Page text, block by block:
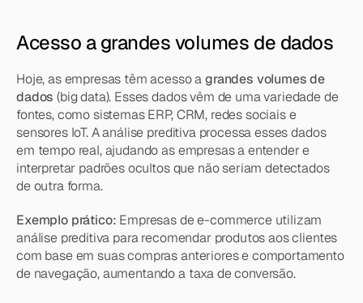
Acesso a grandes volumes de dados
Hoje, as empresas têm acesso a grandes volumes de
dados (big data). Esses dados vêm de uma variedade de
fontes, como sistemas ERP, CRM, redes sociais e
sensores IoT. A análise preditiva processa esses dados
em tempo real, ajudando as empresas a entender e
interpretar padrões ocultos que não seriam detectados
de outra forma.
Exemplo prático: Empresas de e-commerce utilizam
análise preditiva para recomendar produtos aos clientes
com base em suas compras anteriores e comportamento
de navegação, aumentando a taxa de conversão.